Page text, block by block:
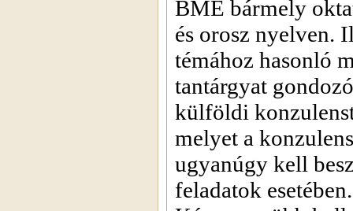
BME bármely
és orosz nyelven.
témához hasonló
tantárgyat
külföldi
melyet a
ugyanúgy kell
feladatok esetében.